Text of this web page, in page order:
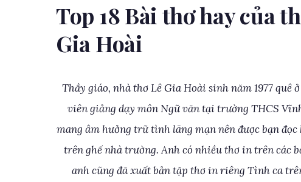
Top 18 Bài thơ hay của
Gia Hoài
Thầy giáo, nhà thơ Lê Gia Hoài sinh năm 1977
viên giảng dạy môn Ngữ văn tại trường THCS
mang âm hưởng trữ tình lãng mạn nên được bạn
trên ghế nhà trường. Anh có nhiều thơ in trên các
anh cũng đã xuất bản tập thơ in riêng Tình ca